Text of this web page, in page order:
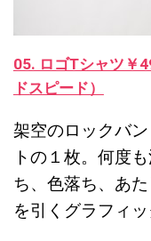
05. ロゴTシャツ￥
ドスピード）
架空のロックバ
トの１枚。何度
ち、色落ち、あ
を引くグラフィ